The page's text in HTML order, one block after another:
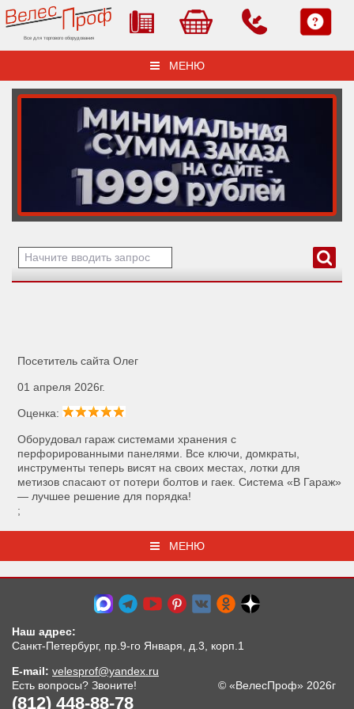
Все для торгового оборудования
МЕНЮ
Посетитель сайта Олег
01 апреля 2026г.
Оценка:
Оборудовал гараж системами хранения с
перфорированными панелями. Все ключи, домкраты,
инструменты теперь висят на своих местах, лотки для
метизов спасают от потери болтов и гаек. Система «В Гараж»
— лучшее решение для порядка!
;
МЕНЮ
Наш адрес:
Санкт-Петербург, пр.9-го Января, д.3, корп.1
E-mail: velesprof@yandex.ru
Есть вопросы? Звоните!
(812) 448-88-78
© «ВелесПроф» 2026г